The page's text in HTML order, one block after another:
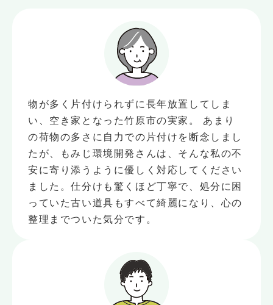
物が多く片付けられずに長年放置してしま
い、空き家となった竹原市の実家。 あまり
の荷物の多さに自力での片付けを断念しまし
たが、もみじ環境開発さんは、そんな私の不
安に寄り添うように優しく対応してください
ました。仕分けも驚くほど丁寧で、処分に困
っていた古い道具もすべて綺麗になり、心の
整理までついた気分です。